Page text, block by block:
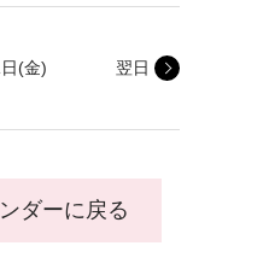
(金) 翌日
ダーに戻る